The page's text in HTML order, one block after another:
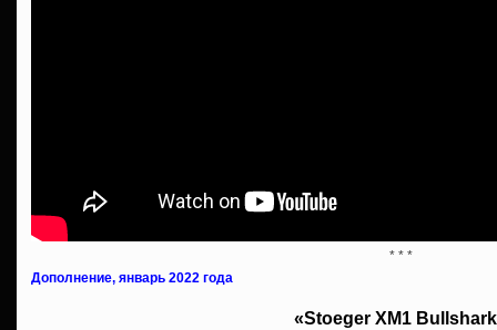
* * *
Дополнение, январь 2022 года
«Stoeger XM1